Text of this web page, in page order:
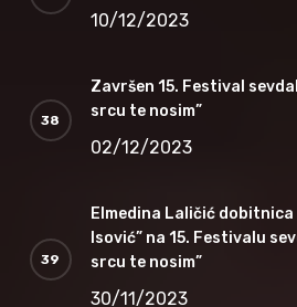
10/12/2023
Završen 15. Festival
srcu te nosim”
02/12/2023
Elmedina Laličić
Isović” na 15. Festivalu
srcu te nosim”
30/11/2023